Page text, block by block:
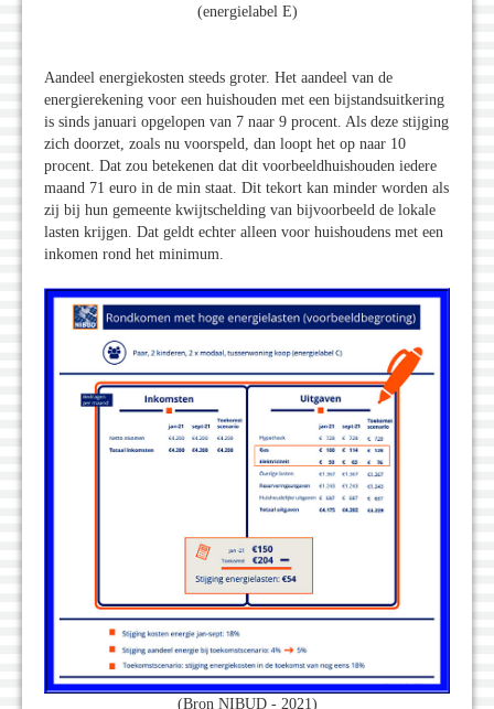
(energielabel E)
Aandeel energiekosten steeds groter. Het aandeel van de
energierekening voor een huishouden met een bijstandsuitkering
is sinds januari opgelopen van 7 naar 9 procent. Als deze stijging
zich doorzet, zoals nu voorspeld, dan loopt het op naar 10
procent. Dat zou betekenen dat dit voorbeeldhuishouden iedere
maand 71 euro in de min staat. Dit tekort kan minder worden als
zij bij hun gemeente kwijtschelding van bijvoorbeeld de lokale
lasten krijgen. Dat geldt echter alleen voor huishoudens met een
inkomen rond het minimum.
(Bron NIBUD - 2021)